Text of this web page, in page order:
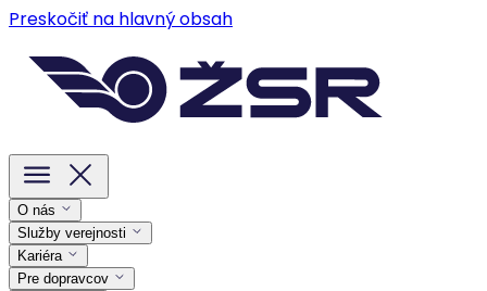
Preskočiť na hlavný obsah
O nás
Služby verejnosti
Kariéra
Pre dopravcov